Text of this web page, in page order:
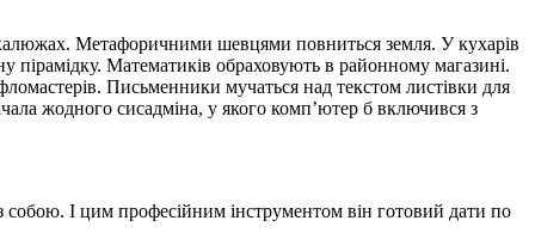
калюжах. Метафоричними шевцями повниться земля. У кухарів
пірамідку. Математиків обраховують в районному магазині.
Письменники мучаться над текстом листівки для
жодного сисадміна, у якого комп’ютер б включився з
І цим професійним інструментом він готовий дати по